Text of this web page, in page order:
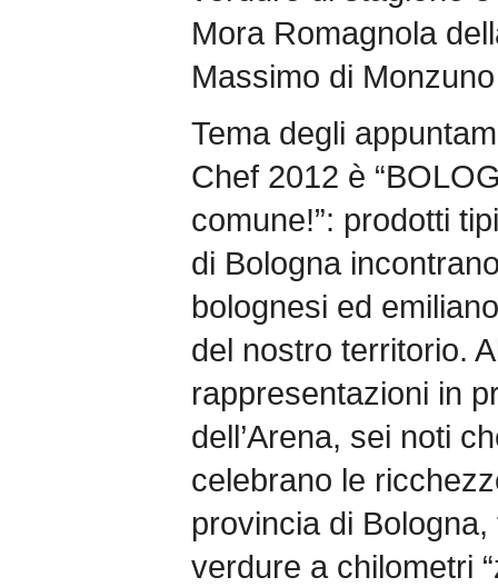
Mora Romagnola
Massimo di
Tema degli
Chef 2012 è
comune!”: prodotti
di Bologna
bolognesi ed
del nostro territorio.
rappresentazioni in
dell’Arena, sei noti
celebrano le
provincia di
verdure a chilometri